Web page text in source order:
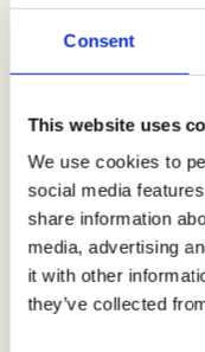
Consent
This website uses
We use cookies to
social media
share information
media, advertising
it with other
they’ve collected
Lassen Sie es im
rühren Sie es
um, bevor Sie es
undfür 24
abkühlen lassen.
Zitronensorbet
Produktinformationen
vorübergehend zu